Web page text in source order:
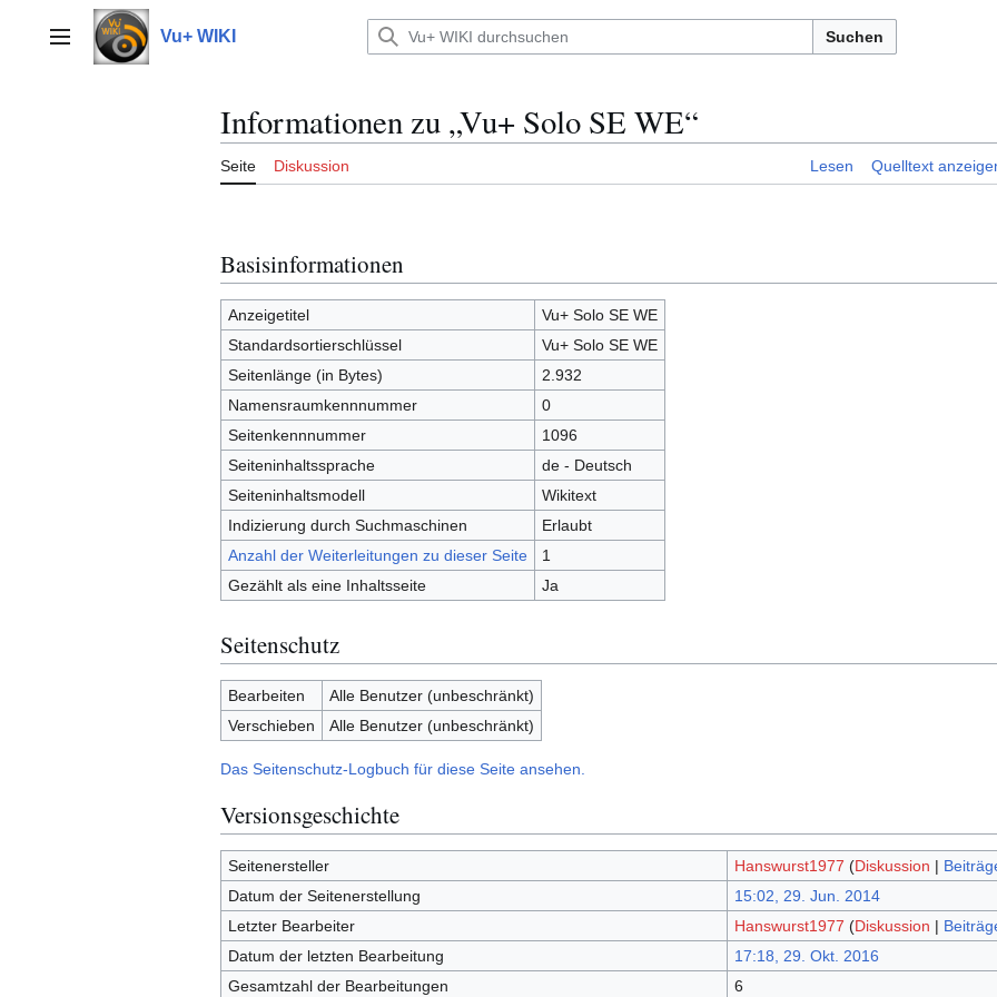
springenHauptmenü Vu+ WIKI Suchen
Informationen zu „Vu+ Solo SE WE“
Seite Diskussion Lesen Quelltext
Basisinformationen
Anzeigetitel
Vu+ Solo SE WE
Standardsortierschlüssel
Vu+ Solo SE WE
Seitenlänge (in Bytes)
2.932
Namensraumkennnummer
0
Seitenkennnummer
1096
Seiteninhaltssprache
de - Deutsch
Seiteninhaltsmodell
Wikitext
Indizierung durch Suchmaschinen
Erlaubt
Anzahl der Weiterleitungen zu dieser Seite
1
Gezählt als eine Inhaltsseite
Ja
Seitenschutz
Bearbeiten
Alle Benutzer (unbeschränkt)
Verschieben
Alle Benutzer (unbeschränkt)
Das Seitenschutz-Logbuch für diese Seite ansehen.
Versionsgeschichte
Seitenersteller Hanswurst1977 (Diskussion |
Datum der Seitenerstellung
15:02, 29. Jun. 2014
Letzter Bearbeiter
Hanswurst1977 (Diskussion |
Datum der letzten Bearbeitung
17:18, 29. Okt. 2016
Gesamtzahl der Bearbeitungen
6